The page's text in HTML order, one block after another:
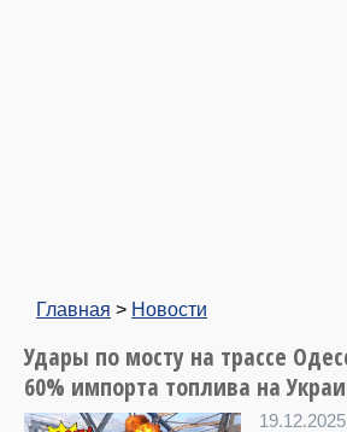
Главная > Новости
Удары по мосту на трассе
60% импорта топлива на